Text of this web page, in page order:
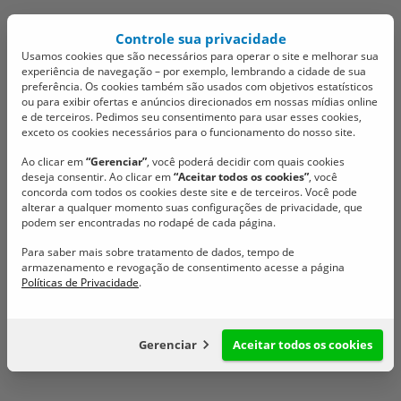
Projetos de lei são
aprovados por
unanimidade na sessão
ordinária da Câmara
Votações da sessão ordinária de segunda-feira (15/12).
17/12/2025 @ 15:05
Controle sua privacidade
Usamos cookies que são necessários para operar o site e melhorar sua
experiência de navegação – por exemplo, lembrando a cidade de sua
preferência. Os cookies também são usados com objetivos estatísticos
ou para exibir ofertas e anúncios direcionados em nossas mídias online
e de terceiros. Pedimos seu consentimento para usar esses cookies,
exceto os cookies necessários para o funcionamento do nosso site.
Ao clicar em“Gerenciar”, você poderá decidir com quais cookies
deseja consentir. Ao clicar em“Aceitar todos os cookies”, você
concorda com todos os cookies deste site e de terceiros. Você pode
alterar a qualquer momento suas configurações de privacidade, que
podem ser encontradas no rodapé de cada página.
Para saber mais sobre tratamento de dados, tempo de
armazenamento e revogação de consentimento acesse a página
Políticas de Privacidade.
Gerenciar Aceitar todos os cookies